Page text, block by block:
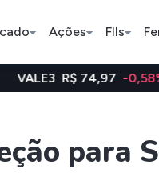
Ações FIIs
-0,58% BBAS3
para